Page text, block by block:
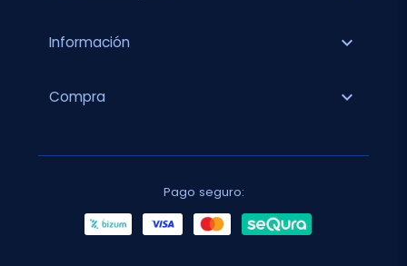
Información expand_more
Compra expand_more
Pago seguro: